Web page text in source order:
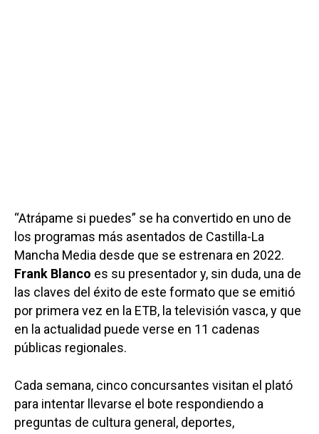
“Atrápame si puedes” se ha convertido en uno de
los programas más asentados de Castilla-La
Mancha Media desde que se estrenara en 2022.
Frank Blanco es su presentador y, sin duda, una de
las claves del éxito de este formato que se emitió
por primera vez en la ETB, la televisión vasca, y que
en la actualidad puede verse en 11 cadenas
públicas regionales.
Cada semana, cinco concursantes visitan el plató
para intentar llevarse el bote respondiendo a
preguntas de cultura general, deportes,